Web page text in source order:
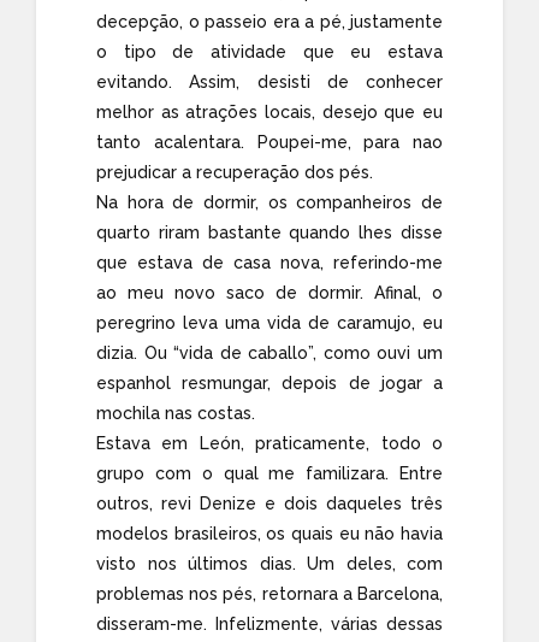
decepção, o passeio era a pé, justamente
o tipo de atividade que eu estava
evitando. Assim, desisti de conhecer
melhor as atrações locais, desejo que eu
tanto acalentara. Poupei-me, para nao
prejudicar a recuperação dos pés.
Na hora de dormir, os companheiros de
quarto riram bastante quando lhes disse
que estava de casa nova, referindo-me
ao meu novo saco de dormir. Afinal, o
peregrino leva uma vida de caramujo, eu
dizia. Ou “vida de caballo”, como ouvi um
espanhol resmungar, depois de jogar a
mochila nas costas.
Estava em León, praticamente, todo o
grupo com o qual me familizara. Entre
outros, revi Denize e dois daqueles três
modelos brasileiros, os quais eu não havia
visto nos últimos dias. Um deles, com
problemas nos pés, retornara a Barcelona,
disseram-me. Infelizmente, várias dessas